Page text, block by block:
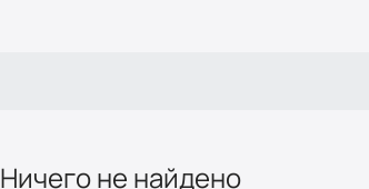
Ничего не найдено